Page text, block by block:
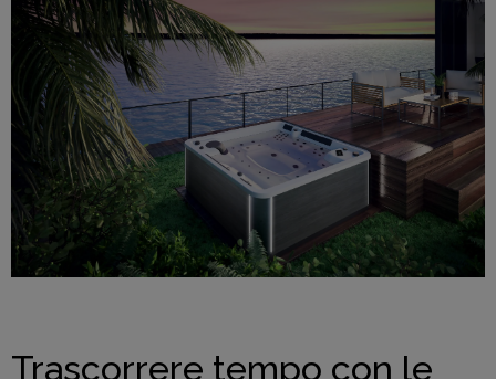
Trascorrere tempo con le